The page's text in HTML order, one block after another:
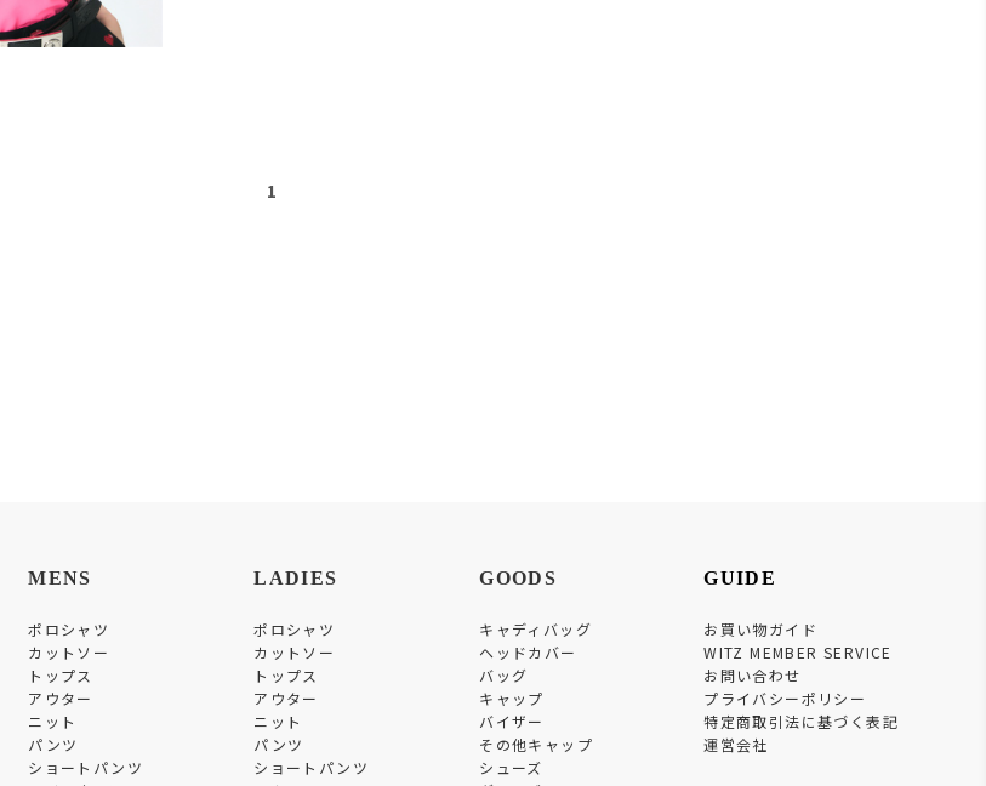
1
MENS
ポロシャツ
カットソー
トップス
アウター
ニット
パンツ
ショートパンツ
LADIES
ポロシャツ
カットソー
トップス
アウター
ニット
パンツ
ショートパンツ
GOODS
キャディバッグ
ヘッドカバー
バッグ
キャップ
バイザー
その他キャップ
シューズ
GUIDE
お買い物ガイド
WITZ MEMBER SERVICE
お問い合わせ
プライバシーポリシー
特定商取引法に基づく表記
運営会社